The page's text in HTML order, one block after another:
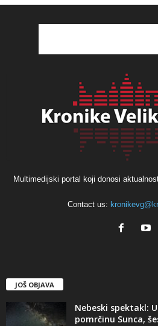
Multimedijski portal koji donosi
Contact us:
JOŠ OBJAVA
Nebeski spektakl:
pomrčinu Sunca,